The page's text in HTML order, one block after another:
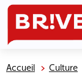
Accueil Culture